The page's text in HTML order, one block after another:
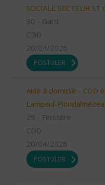
SOCIALE SECTEUR ST
30 - Gard
CDD
20/04/2026
POSTULER
Aide à domicile - CDD
Lampaul-
29 - Finistère
CDD
20/04/2026
POSTULER